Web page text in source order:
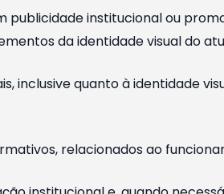
institucional ou
da identidade visual do
inclusive quanto à identidade
relacionados ao